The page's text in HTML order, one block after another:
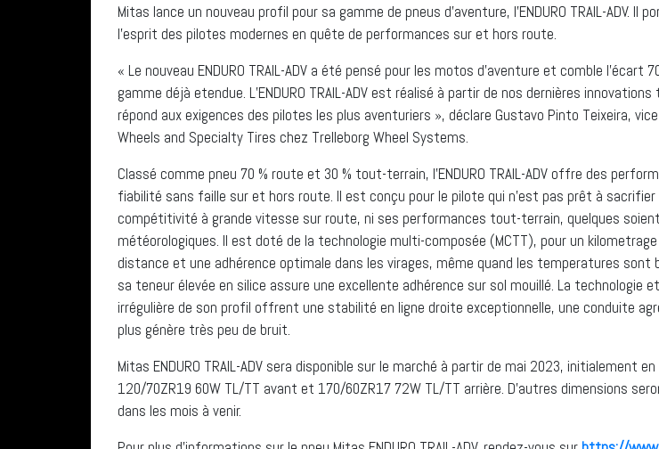
Mitas lance un nouveau profil pour sa gamme de pneus d’aventure, l’ENDURO TRAIL-ADV. Il
l’esprit des pilotes modernes en quête de performances sur et hors route.
« Le nouveau ENDURO TRAIL-ADV a été pensé pour les motos d’aventure et comble l’écart
gamme déjà etendue. L’ENDURO TRAIL-ADV est réalisé à partir de nos dernières
répond aux exigences des pilotes les plus aventuriers », déclare Gustavo Pinto Teixeira,
Wheels and Specialty Tires chez Trelleborg Wheel Systems.
Classé comme pneu 70 % route et 30 % tout-terrain, l’ENDURO TRAIL-ADV offre des
fiabilité sans faille sur et hors route. Il est conçu pour le pilote qui n’est pas prêt à sacrifier
compétitivité à grande vitesse sur route, ni ses performances tout-terrain, quelques
météorologiques. Il est doté de la technologie multi-composée (MCTT), pour un kilometrage
distance et une adhérence optimale dans les virages, même quand les temperatures sont
sa teneur élevée en silice assure une excellente adhérence sur sol mouillé. La technologie
irrégulière de son profil offrent une stabilité en ligne droite exceptionnelle, une conduite
plus génère très peu de bruit.
Mitas ENDURO TRAIL-ADV sera disponible sur le marché à partir de mai 2023, initialement
120/70ZR19 60W TL/TT avant et 170/60ZR17 72W TL/TT arrière. D’autres dimensions
dans les mois à venir.